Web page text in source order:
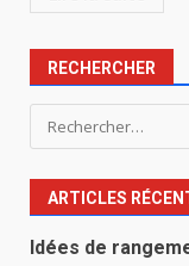
RECHERCHER
Rechercher :
ARTICLES
Idées de